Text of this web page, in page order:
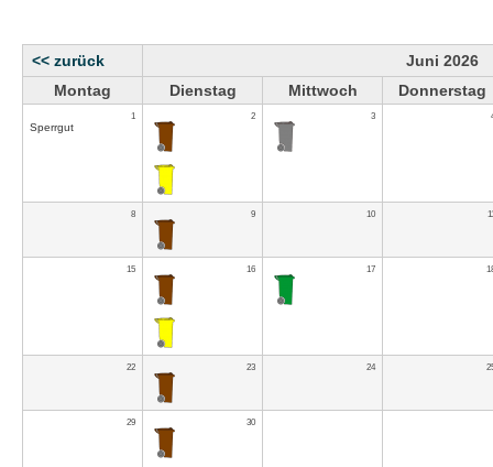
<< zurück
Juni 2026
Montag
Dienstag Mittwoch Donnerstag
1
Sperrgut
2 3
8 9 10
15 16 17
22 23 24
29 30